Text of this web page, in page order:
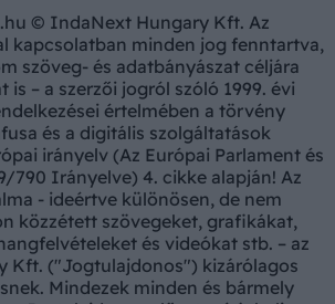
© IndaNext Hungary Kft. Az
kapcsolatban minden jog fenntartva,
szöveg- és adatbányászat céljára
is – a szerzői jogról szóló 1999. évi
értelmében a törvény
és a digitális szolgáltatások
irányelv (Az Európai Parlament és
790 Irányelve) 4. cikke alapján! Az
- ideértve különösen, de nem
közzétett szövegeket, grafikákat,
és videókat stb. – az
Kft. ("Jogtulajdonos") kizárólagos
Mindezek minden és bármely